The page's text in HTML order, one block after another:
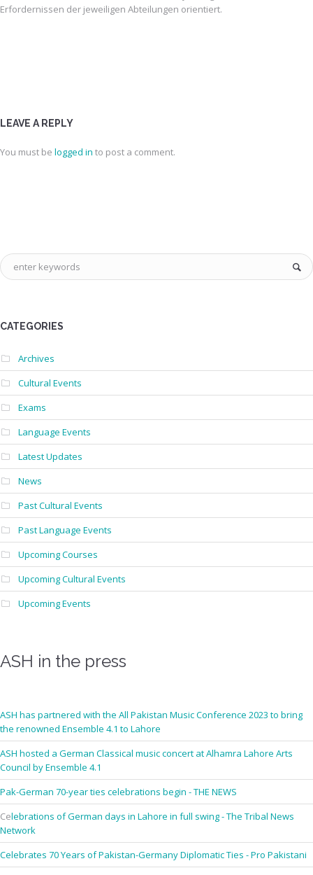
Erfordernissen der jeweiligen Abteilungen orientiert.
LEAVE A REPLY
You must be logged in to post a comment.
CATEGORIES
Archives
Cultural Events
Exams
Language Events
Latest Updates
News
Past Cultural Events
Past Language Events
Upcoming Courses
Upcoming Cultural Events
Upcoming Events
ASH in the press
ASH has partnered with the All Pakistan Music Conference 2023 to bring
the renowned Ensemble 4.1 to Lahore
ASH hosted a German Classical music concert at Alhamra Lahore Arts
Council by Ensemble 4.1
Pak-German 70-year ties celebrations begin - THE NEWS
Celebrations of German days in Lahore in full swing - The Tribal News
Network
Celebrates 70 Years of Pakistan-Germany Diplomatic Ties - Pro Pakistani